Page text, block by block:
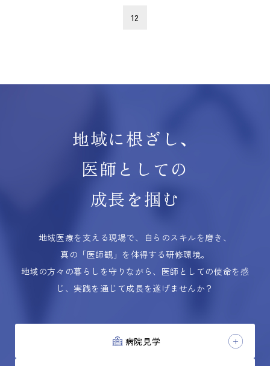
12
地域に根ざし、
医師としての
成長を掴む
地域医療を支える現場で、自らのスキルを磨き、
真の「医師観」を体得する研修環境。
地域の方々の暮らしを守りながら、医師としての使命を感
じ、実践を通じて成長を遂げませんか？
病院見学